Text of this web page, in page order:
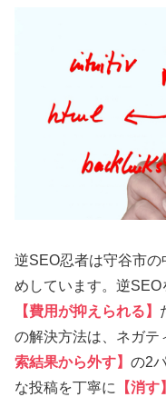
逆SEO忍者は守谷市
めしています。逆
【費用が抑えられる】
の解決方法は、ネガテ
索結果から外す】 の2
な投稿を丁寧に
【消す】